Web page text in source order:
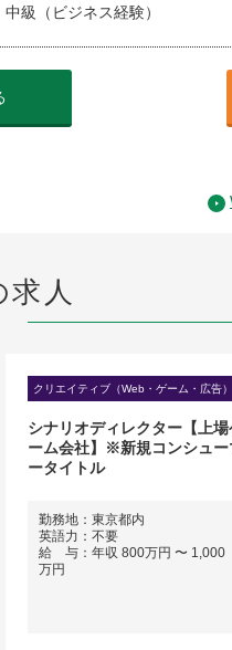
中級（ビジネス経験）
人
クリエイティブ（Web・ゲーム・広告）
シナリオディレクター【上場
ーム会社】※新規コンシュー
ータイトル
勤務地：東京都内
英語力：不要
給 与：年収 800万円 〜 1,000
万円